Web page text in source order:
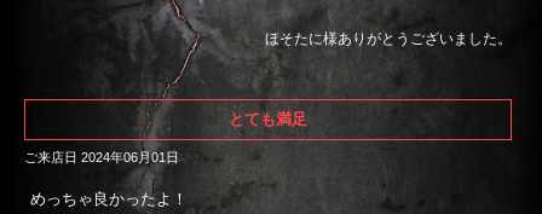
ほそたに様ありがとうございました。
とても満足
ご来店日 2024年06月01日
めっちゃ良かったよ！